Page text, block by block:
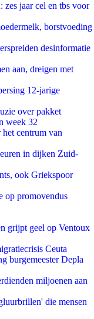
zes jaar cel en tbs voor
borstvoeding
desinformatie
aan, dreigen met
12-jarige
over pakket
week 32
centrum van
in dijken Zuid-
ook Griekspoor
op promovendus
grijpt geel op Ventoux
Ceuta
burgemeester Depla
miljoenen aan
die mensen